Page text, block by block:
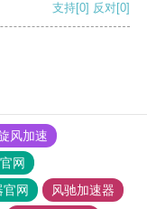
支持[0] 反对[0]
风加速
网
官网
风驰加速器